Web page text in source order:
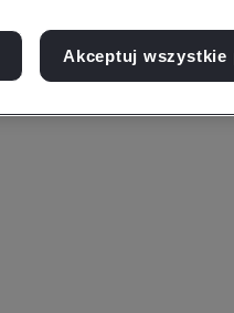
Akceptuj wszystkie